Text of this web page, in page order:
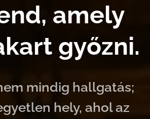
amely
győzni.
mindig hallgatás;
hely, ahol az